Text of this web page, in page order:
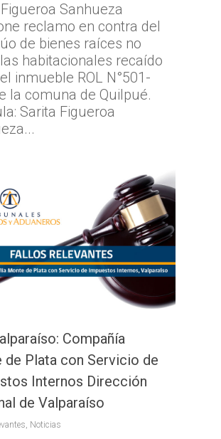
Sanhueza
reclamo en contra del
de bienes raíces no
habitacionales recaído
inmueble ROL N°501-
la comuna de Quilpué.
Sarita Figueroa
Compañía
de Plata con Servicio de
Internos Dirección
de Valparaíso
, Noticias